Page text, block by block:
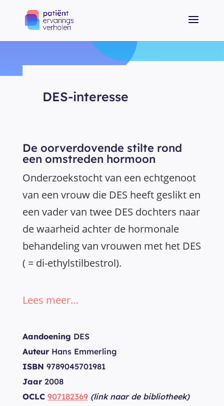
DES-interesse
De oorverdovende stilte rond
een omstreden hormoon
Onderzoekstocht van een echtgenoot
van een vrouw die DES heeft geslikt en
een vader van twee DES dochters naar
de waarheid achter de hormonale
behandeling van vrouwen met het DES
( = di-ethylstilbestrol).
Lees meer…
Aandoening DES
Auteur Hans Emmerling
ISBN 9789045701981
Jaar 2008
OCLC 907182369 (link naar de bibliotheek)